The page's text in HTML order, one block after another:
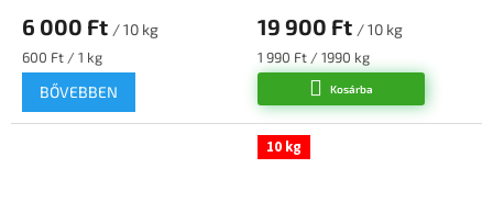
6 000 Ft / 10 kg
Egységár:
600 Ft / 1 kg
BŐVEBBEN
19 900 Ft / 10 kg
Egységár:
1 990 Ft / 1990 kg
Kosárba
10 kg